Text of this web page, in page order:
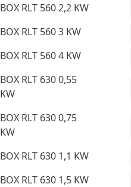
BOX RLT 560 2,2 KW
BOX RLT 560 3 KW
BOX RLT 560 4 KW
BOX RLT 630 0,55
KW
BOX RLT 630 0,75
KW
BOX RLT 630 1,1 KW
BOX RLT 630 1,5 KW